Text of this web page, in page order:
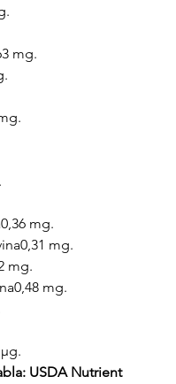
mg.
mg.
mg.
mg.
mg.
USDA Nutrient